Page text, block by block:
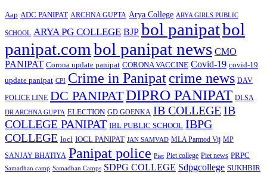
Aap ADC PANIPAT ARCHNA GUPTA Arya College ARYA GIRLS PUBLIC
SCHOOL ARYA PG COLLEGE BJP bol panipatbol
panipat.combol panipat news CMO
PANIPAT Corona update panipat CORONA VACCINE Covid-19 covid-19
update panipat CPI Crime in Panipatcrime news DAV
POLICE LINE DC PANIPATDIPRO PANIPAT DLSA
DR ARCHNA GUPTA ELECTION GD GOENKA IB COLLEGEIB
COLLEGE PANIPAT IBL PUBLIC SCHOOL IBPG
COLLEGE Iocl IOCL PANIPAT JAN SAMVAD MLA Parmod Vij MP
SANJAY BHATIYA Panipat police Piet Piet college Piet news PRPC
Samadhan camp Samadhan Camps SDPG COLLEGE Sdpgcollege SUKHBIR